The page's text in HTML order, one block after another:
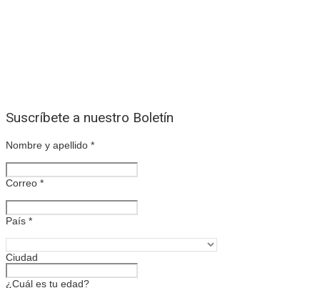
Suscríbete a nuestro Boletín
Nombre y apellido *
Correo *
País *
Ciudad
¿Cuál es tu edad?